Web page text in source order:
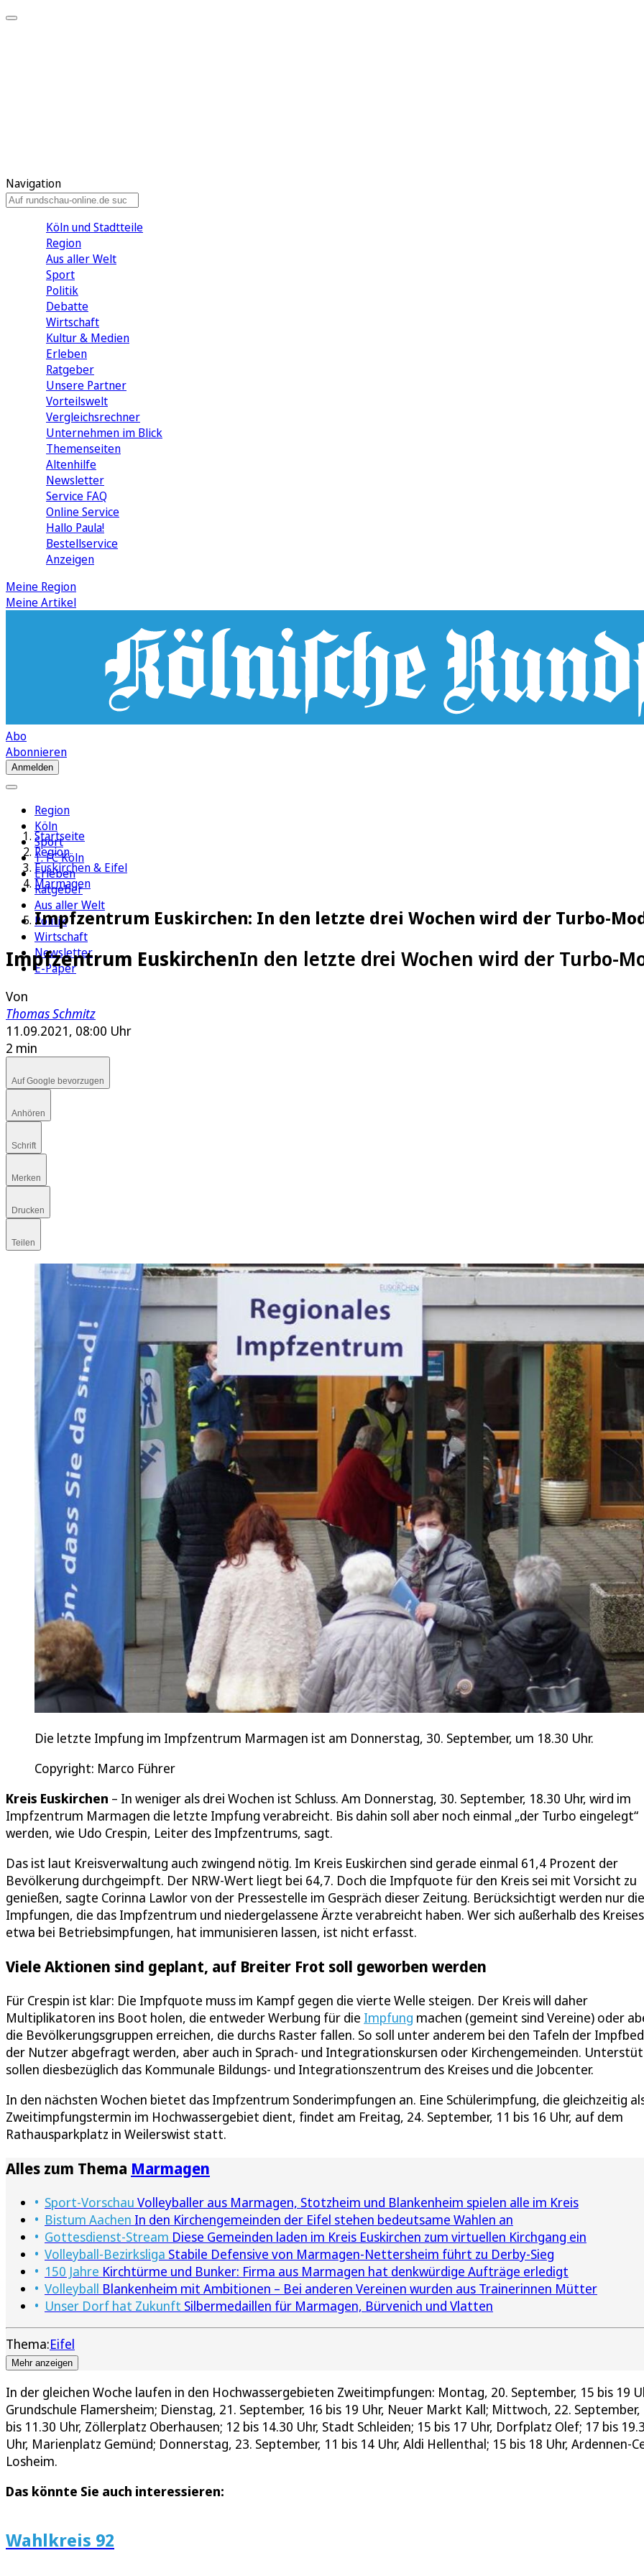
Navigation
Köln und Stadtteile
Region
Aus aller Welt
Sport
Politik
Debatte
Wirtschaft
Kultur & Medien
Erleben
Ratgeber
Unsere Partner
Vorteilswelt
Vergleichsrechner
Unternehmen im Blick
Themenseiten
Altenhilfe
Newsletter
Service FAQ
Online Service
Hallo Paula!
Bestellservice
Anzeigen
Meine Region
Meine Artikel
Abo
Abonnieren
Anmelden
Region
Köln
Sport
1. FC Köln
Erleben
Ratgeber
Aus aller Welt
Politik
Wirtschaft
Newsletter
E-Paper
Startseite
Region
Euskirchen & Eifel
Marmagen
Impfzentrum Euskirchen: In den letzte drei Wochen wird der Turbo-
Impfzentrum EuskirchenIn den letzte drei Wochen wird der Turbo-
Von
Thomas Schmitz
11.09.2021, 08:00 Uhr
2 min
Auf Google bevorzugen
Anhören
Schrift
Merken
Drucken
Teilen
Die letzte Impfung im Impfzentrum Marmagen ist am Donnerstag, 30. September, um 18.30 Uhr.
Copyright: Marco Führer
Kreis Euskirchen – In weniger als drei Wochen ist Schluss. Am Donnerstag, 30. September, 18.30 Uhr, wird im
Impfzentrum Marmagen die letzte Impfung verabreicht. Bis dahin soll aber noch einmal „der Turbo eingelegt“
werden, wie Udo Crespin, Leiter des Impfzentrums, sagt.
Das ist laut Kreisverwaltung auch zwingend nötig. Im Kreis Euskirchen sind gerade einmal 61,4 Prozent der
Bevölkerung durchgeimpft. Der NRW-Wert liegt bei 64,7. Doch die Impfquote für den Kreis sei mit Vorsicht zu
genießen, sagte Corinna Lawlor von der Pressestelle im Gespräch dieser Zeitung. Berücksichtigt werden nur die
Impfungen, die das Impfzentrum und niedergelassene Ärzte verabreicht haben. Wer sich außerhalb des
etwa bei Betriebsimpfungen, hat immunisieren lassen, ist nicht erfasst.
Viele Aktionen sind geplant, auf Breiter Frot soll geworben werden
Für Crespin ist klar: Die Impfquote muss im Kampf gegen die vierte Welle steigen. Der Kreis will daher
Multiplikatoren ins Boot holen, die entweder Werbung für die Impfung machen (gemeint sind Vereine) oder
die Bevölkerungsgruppen erreichen, die durchs Raster fallen. So soll unter anderem bei den Tafeln der
der Nutzer abgefragt werden, aber auch in Sprach- und Integrationskursen oder Kirchengemeinden.
sollen diesbezüglich das Kommunale Bildungs- und Integrationszentrum des Kreises und die Jobcenter.
In den nächsten Wochen bietet das Impfzentrum Sonderimpfungen an. Eine Schülerimpfung, die gleichzeitig
Zweitimpfungstermin im Hochwassergebiet dient, findet am Freitag, 24. September, 11 bis 16 Uhr, auf dem
Rathausparkplatz in Weilerswist statt.
Alles zum Thema Marmagen
Sport-Vorschau Volleyballer aus Marmagen, Stotzheim und Blankenheim spielen alle im Kreis
Bistum Aachen In den Kirchengemeinden der Eifel stehen bedeutsame Wahlen an
Gottesdienst-Stream Diese Gemeinden laden im Kreis Euskirchen zum virtuellen Kirchgang ein
Volleyball-Bezirksliga Stabile Defensive von Marmagen-Nettersheim führt zu Derby-Sieg
150 Jahre Kirchtürme und Bunker: Firma aus Marmagen hat denkwürdige Aufträge erledigt
Volleyball Blankenheim mit Ambitionen – Bei anderen Vereinen wurden aus Trainerinnen Mütter
Unser Dorf hat Zukunft Silbermedaillen für Marmagen, Bürvenich und Vlatten
Thema:Eifel
Mehr anzeigen
In der gleichen Woche laufen in den Hochwassergebieten Zweitimpfungen: Montag, 20. September, 15 bis 19
Grundschule Flamersheim; Dienstag, 21. September, 16 bis 19 Uhr, Neuer Markt Kall; Mittwoch, 22. September,
bis 11.30 Uhr, Zöllerplatz Oberhausen; 12 bis 14.30 Uhr, Stadt Schleiden; 15 bis 17 Uhr, Dorfplatz Olef; 17 bis
Uhr, Marienplatz Gemünd; Donnerstag, 23. September, 11 bis 14 Uhr, Aldi Hellenthal; 15 bis 18 Uhr, Ardennen-
Losheim.
Das könnte Sie auch interessieren:
Wahlkreis 92